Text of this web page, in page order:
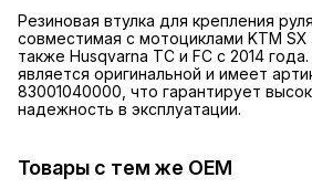
Резиновая втулка для крепления
совместимая с мотоциклами KTM SX
также Husqvarna TC и FC с 2014
является оригинальной и имеет
83001040000, что гарантирует
надежность в эксплуатации.
Товары с тем же OEM